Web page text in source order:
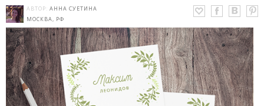
АВТОР: АННА СУЕТИНА
МОСКВА, РФ